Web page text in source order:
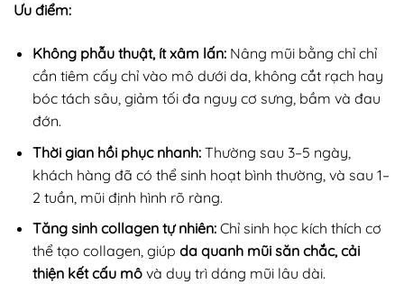
Ưu điểm:
Không phẫu thuật, ít xâm lấn:Nâng mũi bằng chỉ chỉ
cần tiêm cấy chỉ vào mô dưới da, không cắt rạch hay
bóc tách sâu, giảm tối đa nguy cơ sưng, bầm và đau
đớn.
Thời gian hồi phục nhanh:Thường sau 3–5 ngày,
khách hàng đã có thể sinh hoạt bình thường, và sau 1–
2 tuần, mũi định hình rõ ràng.
Tăng sinh collagen tự nhiên:Chỉ sinh học kích thích cơ
thể tạo collagen, giúp da quanh mũi săn chắc, cải
thiện kết cấu môvà duy trì dáng mũi lâu dài.